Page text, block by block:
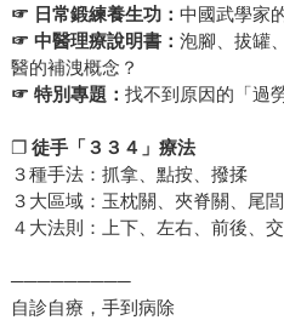
☞ 日常鍛練養生功： 中國武學家
☞ 中醫理療說明書： 泡腳、拔罐
醫的補洩概念？
☞ 特別專題 ： 找不到原因的「過
❐ 徒手「３３４」療法
３種手法：抓拿、點按、撥揉
３大區域：玉枕關、夾脊關、尾
４大法則：上下、左右、前後、
─────────
自診自療，手到病除